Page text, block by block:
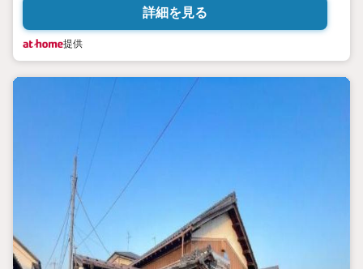
詳細を見る
提供